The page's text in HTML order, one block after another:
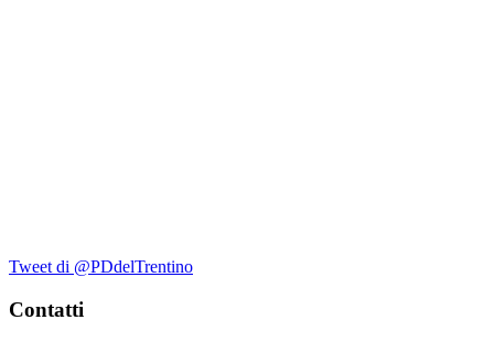
Tweet di @PDdelTrentino
Contatti